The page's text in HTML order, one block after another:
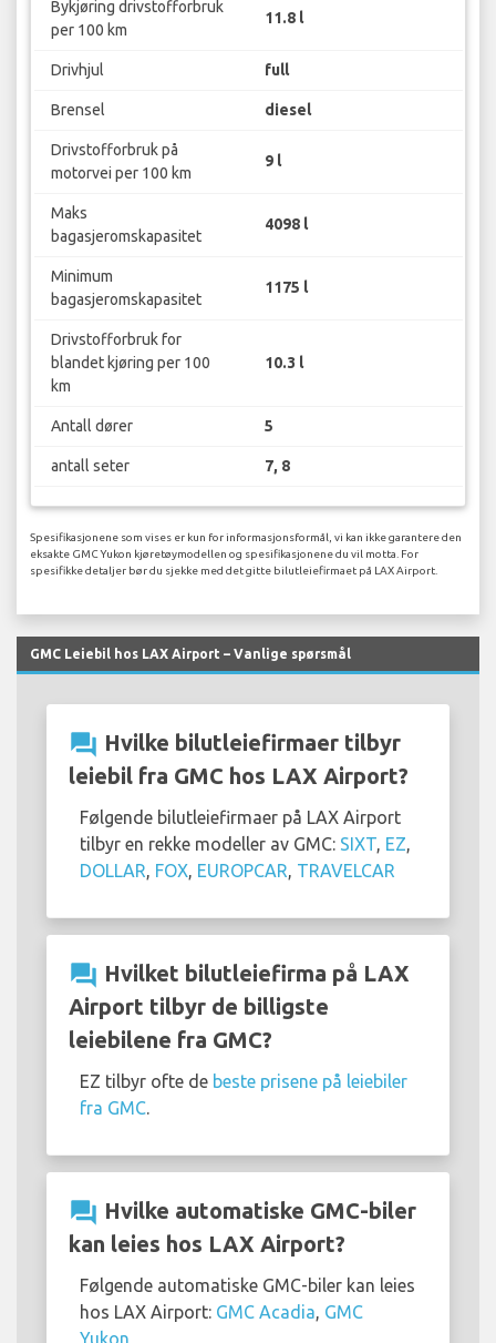
Bykjøring drivstofforbruk
per 100 km
11.8 l
Drivhjul full
Brensel diesel
Drivstofforbruk på
motorvei per 100 km
9 l
Maks
bagasjeromskapasitet
4098 l
Minimum
bagasjeromskapasitet
1175 l
Drivstofforbruk for
blandet kjøring per 100
km
10.3 l
Antall dører 5
antall seter 7, 8
Spesifikasjonene som vises er kun for informasjonsformål, vi kan ikke garantere den
eksakte GMC Yukon kjøretøymodellen og spesifikasjonene du vil motta. For
spesifikke detaljer bør du sjekke med det gitte bilutleiefirmaet på LAX Airport.
GMC Leiebil hos LAX Airport – Vanlige spørsmål
question_answer Hvilke bilutleiefirmaer tilbyr
leiebil fra GMC hos LAX Airport?
Følgende bilutleiefirmaer på LAX Airport
tilbyr en rekke modeller av GMC: SIXT, EZ,
DOLLAR, FOX, EUROPCAR, TRAVELCAR
question_answer Hvilket bilutleiefirma på LAX
Airport tilbyr de billigste
leiebilene fra GMC?
EZ tilbyr ofte de beste prisene på leiebiler
fra GMC.
question_answer Hvilke automatiske GMC-biler
kan leies hos LAX Airport?
Følgende automatiske GMC-biler kan leies
hos LAX Airport: GMC Acadia, GMC
Yukon